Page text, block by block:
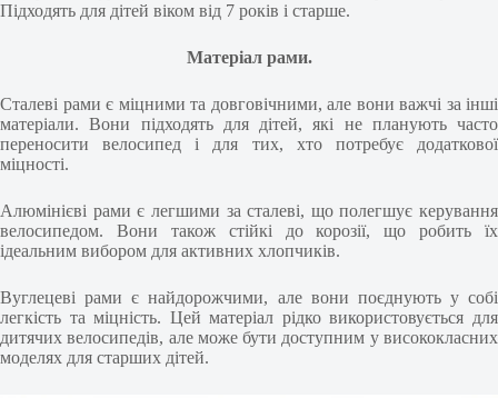
Підходять для дітей віком від 7 років і старше.
Матеріал рами.
Сталеві рами є міцними та довговічними, але вони важчі за інші
матеріали. Вони підходять для дітей, які не планують часто
переносити велосипед і для тих, хто потребує додаткової
міцності.
Алюмінієві рами є легшими за сталеві, що полегшує керування
велосипедом. Вони також стійкі до корозії, що робить їх
ідеальним вибором для активних хлопчиків.
Вуглецеві рами є найдорожчими, але вони поєднують у собі
легкість та міцність. Цей матеріал рідко використовується для
дитячих велосипедів, але може бути доступним у висококласних
моделях для старших дітей.